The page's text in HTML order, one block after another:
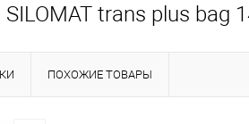
trans plus bag
ПОХОЖИЕ ТОВАРЫ